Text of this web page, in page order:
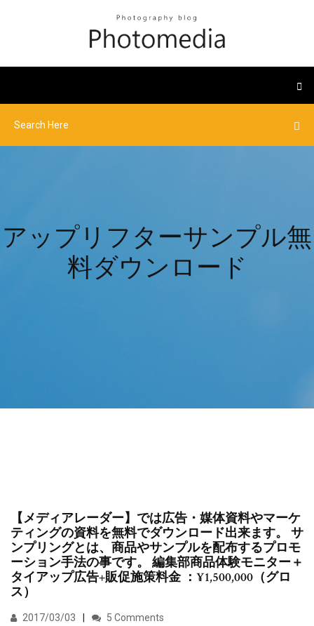
アップリフターサンプル無
料ダウンロード
【メディアレーダー】では広告・媒体資料やマーケ
ティングの資料を無料でダウンロード出来ます。 サ
ンプリングとは、商品やサンプルを配布するプロモ
ーション手法の事です。 編集部商品体験モニター＋
タイアップ広告+販促施策料金 ：¥1,500,000（グロ
ス）
2017/03/03 5 Comments